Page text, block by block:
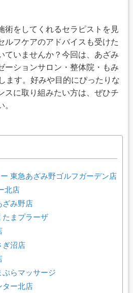
術をしてくれるセラピストを見
ルフケアのアドバイスも受けた
ていませんか？今回は、あざみ
ーションサロン・整体院・もみ
ます。好みや目的にぴったりな
スに取り組みたい方は、ぜひチ
東急あざみ野ゴルフガーデン店
北店
ざみ野店
たまプラーザ
ぎ沼店
ぷらマッサージ
ター北店